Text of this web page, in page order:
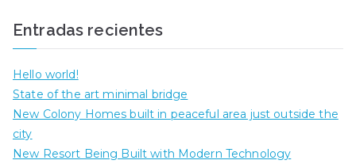
Entradas recientes
Hello world!
State of the art minimal bridge
New Colony Homes built in peaceful area just outside the
city
New Resort Being Built with Modern Technology